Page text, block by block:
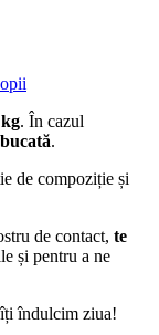
. În cazul
.
de compoziție și
de contact, te
și pentru a ne
îți îndulcim ziua!